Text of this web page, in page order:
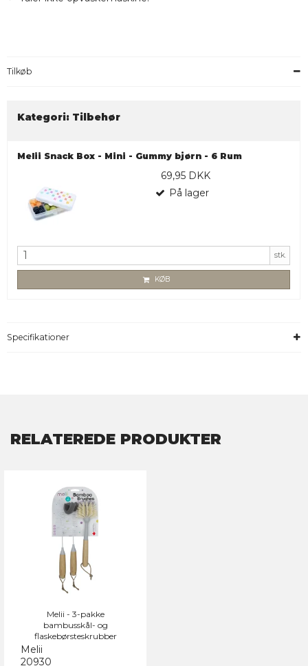
Tilkøb
Kategori: Tilbehør
Melii Snack Box - Mini - Gummy bjørn - 6 Rum
69,95 DKK
På lager
stk.
KØB
Specifikationer
RELATEREDE PRODUKTER
Melii - 3-pakke
bambusskål- og
flaskebørsteskrubber
Melii
20930